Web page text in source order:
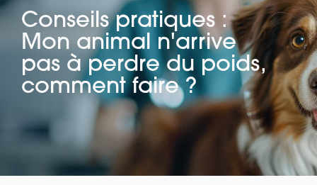
Conseils pratiques :
Mon animal n'arrive
pas à perdre du poids,
comment faire ?